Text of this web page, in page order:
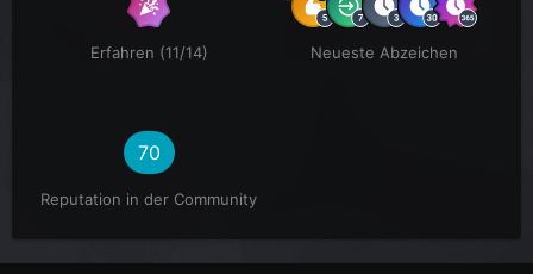
Erfahren (11/14) Neueste Abzeichen
70
Reputation in der Community